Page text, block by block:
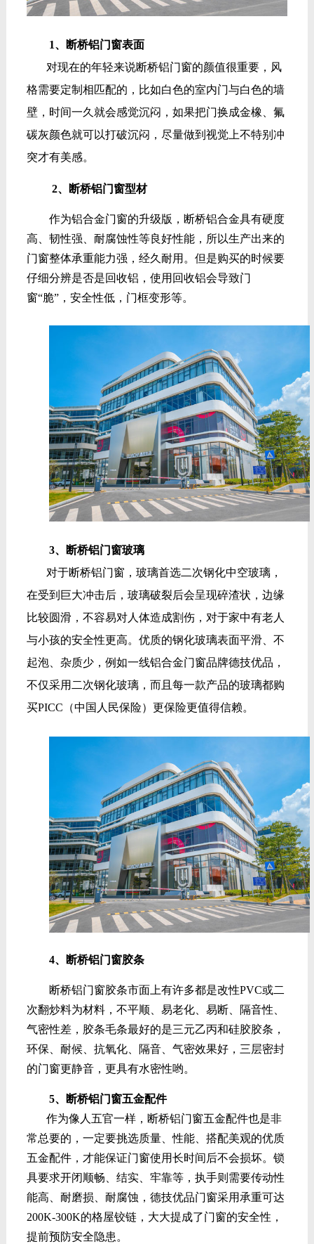
1、断桥铝门窗表面
对现在的年轻来说断桥铝门窗的颜值很重要，风
格需要定制相匹配的，比如白色的室内门与白色的墙
壁，时间一久就会感觉沉闷，如果把门换成金橡、氟
碳灰颜色就可以打破沉闷，尽量做到视觉上不特别冲
突才有美感。
2、断桥铝门窗型材
作为铝合金门窗的升级版，断桥铝合金具有硬度
高、韧性强、耐腐蚀性等良好性能，所以生产出来的
门窗整体承重能力强，经久耐用。但是购买的时候要
仔细分辨是否是回收铝，使用回收铝会导致门
窗“脆”，安全性低，门框变形等。
3、断桥铝门窗玻璃
对于断桥铝门窗，玻璃首选二次钢化中空玻璃，
在受到巨大冲击后，玻璃破裂后会呈现碎渣状，边缘
比较圆滑，不容易对人体造成割伤，对于家中有老人
与小孩的安全性更高。优质的钢化玻璃表面平滑、不
起泡、杂质少，例如一线铝合金门窗品牌德技优品，
不仅采用二次钢化玻璃，而且每一款产品的玻璃都购
买PICC（中国人民保险）更保险更值得信赖。
4、断桥铝门窗胶条
断桥铝门窗胶条市面上有许多都是改性PVC或二
次翻炒料为材料，不平顺、易老化、易断、隔音性、
气密性差，胶条毛条最好的是三元乙丙和硅胶胶条，
环保、耐候、抗氧化、隔音、气密效果好，三层密封
的门窗更静音，更具有水密性哟。
5、断桥铝门窗五金配件
作为像人五官一样，断桥铝门窗五金配件也是非
常总要的，一定要挑选质量、性能、搭配美观的优质
五金配件，才能保证门窗使用长时间后不会损坏。锁
具要求开闭顺畅、结实、牢靠等，执手则需要传动性
能高、耐磨损、耐腐蚀，德技优品门窗采用承重可达
200K-300K的格屋铰链，大大提成了门窗的安全性，
提前预防安全隐患。